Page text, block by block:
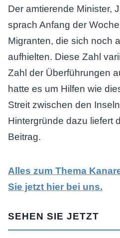
Der amtierende Minister,
sprach Anfang der
Migranten, die sich noch
aufhielten. Diese Zahl
Zahl der Überführungen
hatte es um Hilfen wie
Streit zwischen den
Hintergründe dazu liefert
Beitrag.
Alles zum Thema
Sie jetzt hier bei uns.
SEHEN SIE JETZT